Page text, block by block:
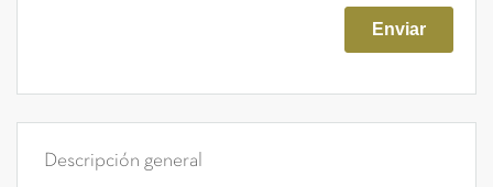
Descripción general